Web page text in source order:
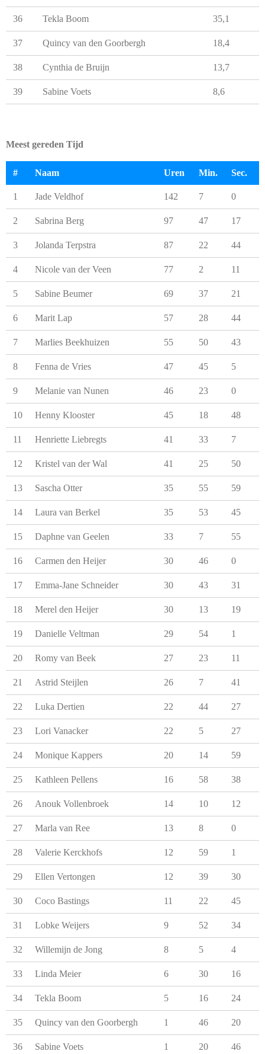
36 Tekla Boom 35,1
37 Quincy van den Goorbergh 18,4
38 Cynthia de Bruijn 13,7
39 Sabine Voets 8,6
Meest gereden Tijd
# Naam Uren Min. Sec.
1 Jade Veldhof 142 7 0
2 Sabrina Berg 97 47 17
3 Jolanda Terpstra 87 22 44
4 Nicole van der Veen 77 2 11
5 Sabine Beumer 69 37 21
6 Marit Lap 57 28 44
7 Marlies Beekhuizen 55 50 43
8 Fenna de Vries 47 45 5
9 Melanie van Nunen 46 23 0
10 Henny Klooster 45 18 48
11 Henriette Liebregts 41 33 7
12 Kristel van der Wal 41 25 50
13 Sascha Otter 35 55 59
14 Laura van Berkel 35 53 45
15 Daphne van Geelen 33 7 55
16 Carmen den Heijer 30 46 0
17 Emma-Jane Schneider 30 43 31
18 Merel den Heijer 30 13 19
19 Danielle Veltman 29 54 1
20 Romy van Beek 27 23 11
21 Astrid Steijlen 26 7 41
22 Luka Dertien 22 44 27
23 Lori Vanacker 22 5 27
24 Monique Kappers 20 14 59
25 Kathleen Pellens 16 58 38
26 Anouk Vollenbroek 14 10 12
27 Marla van Ree 13 8 0
28 Valerie Kerckhofs 12 59 1
29 Ellen Vertongen 12 39 30
30 Coco Bastings 11 22 45
31 Lobke Weijers 9 52 34
32 Willemijn de Jong 8 5 4
33 Linda Meier 6 30 16
34 Tekla Boom 5 16 24
35 Quincy van den Goorbergh 1 46 20
36 Sabine Voets 1 20 46